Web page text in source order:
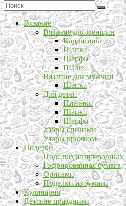
Вязание
Вязание для женщин
Кардиганы
Шапки
Шарфы
Шали
Вязание для мужчин
Шапки
Для детей
Пинетки
Шапки
Шарфы
Узоры спицами
Узоры крючком
Поделки
Поделки из природных
Гофрированная бумага
Оригами
Поделки из бумаги
Кулинария
Детские праздники